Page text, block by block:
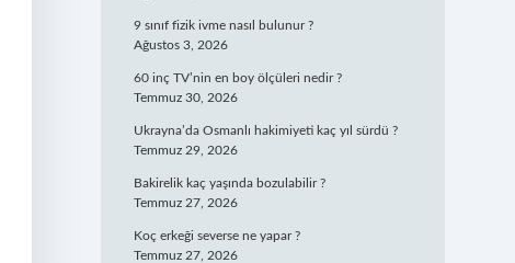
9 sınıf fizik ivme nasıl bulunur ?
Ağustos 3, 2026
60 inç TV’nin en boy ölçüleri nedir ?
Temmuz 30, 2026
Ukrayna’da Osmanlı hakimiyeti kaç yıl sürdü ?
Temmuz 29, 2026
Bakirelik kaç yaşında bozulabilir ?
Temmuz 27, 2026
Koç erkeği severse ne yapar ?
Temmuz 27, 2026